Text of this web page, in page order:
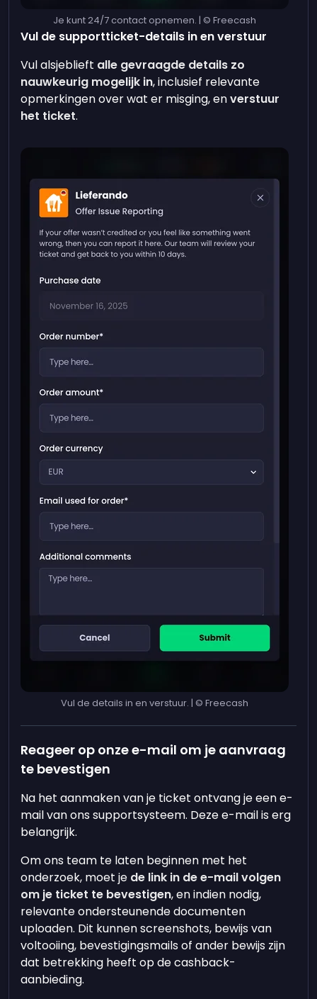
Je kunt 24/7 contact opnemen. | © Freecash
Vul de supportticket-details in en verstuur
Vul alsjeblieft alle gevraagde details zo
nauwkeurig mogelijk in, inclusief relevante
opmerkingen over wat er misging, enverstuur
het ticket.
Vul de details in en verstuur. | © Freecash
Reageer op onze e-mail om je aanvraag
te bevestigen
Na het aanmaken van je ticket ontvang je een e-
mail van ons supportsysteem. Deze e-mail is erg
belangrijk.
Om ons team te laten beginnen met het
onderzoek, moet je de link in de e-mail volgen
om je ticket te bevestigen, en indien nodig,
relevante ondersteunende documenten
uploaden. Dit kunnen screenshots, bewijs van
voltooiing, bevestigingsmails of ander bewijs zijn
dat betrekking heeft op de cashback-
aanbieding.